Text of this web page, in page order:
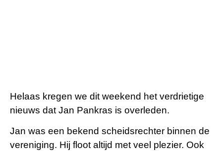
Helaas kregen we dit weekend het verdrietige
nieuws dat Jan Pankras is overleden.
Jan was een bekend scheidsrechter binnen de
vereniging. Hij floot altijd met veel plezier. Ook